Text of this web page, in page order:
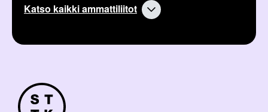
Katso kaikki ammattiliitot